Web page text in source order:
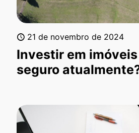
21 de novembro de 2024
Investir em
seguro